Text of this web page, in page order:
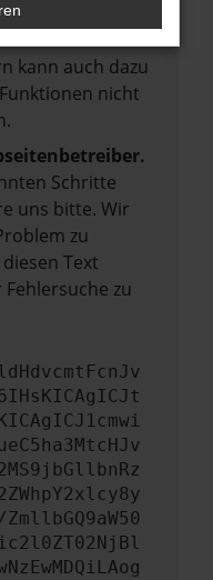
nur ein
kann auch dazu
nicht
Schritte
uns bitte. Wir
zu
Text
zu
ZmllbGQ9aW50